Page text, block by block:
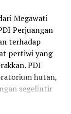
Megawati
Perjuangan
terhadap
pertiwi yang
PDI
hutan,
segelintir